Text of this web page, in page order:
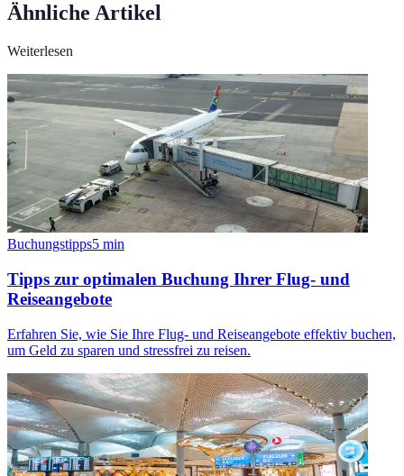
Ähnliche Artikel
Weiterlesen
Buchungstipps5 min
Tipps zur optimalen Buchung Ihrer Flug- und
Reiseangebote
Erfahren Sie, wie Sie Ihre Flug- und Reiseangebote effektiv buchen,
um Geld zu sparen und stressfrei zu reisen.